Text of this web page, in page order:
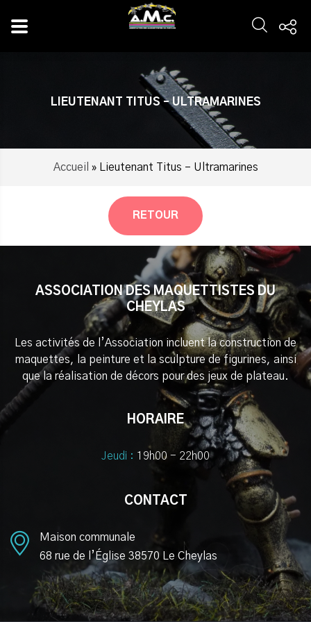
LIEUTENANT TITUS – ULTRAMARINES
Accueil » Lieutenant Titus – Ultramarines
RETOUR
ASSOCIATION DES MAQUETTISTES DU
CHEYLAS
Les activités de l’Association incluent la construction de
maquettes, la peinture et la sculpture de figurines, ainsi
que la réalisation de décors pour des jeux de plateau.
HORAIRE
Jeudi : 19h00 - 22h00
CONTACT
Maison communale
68 rue de l’Église 38570 Le Cheylas
Panneau de gestion des cookies